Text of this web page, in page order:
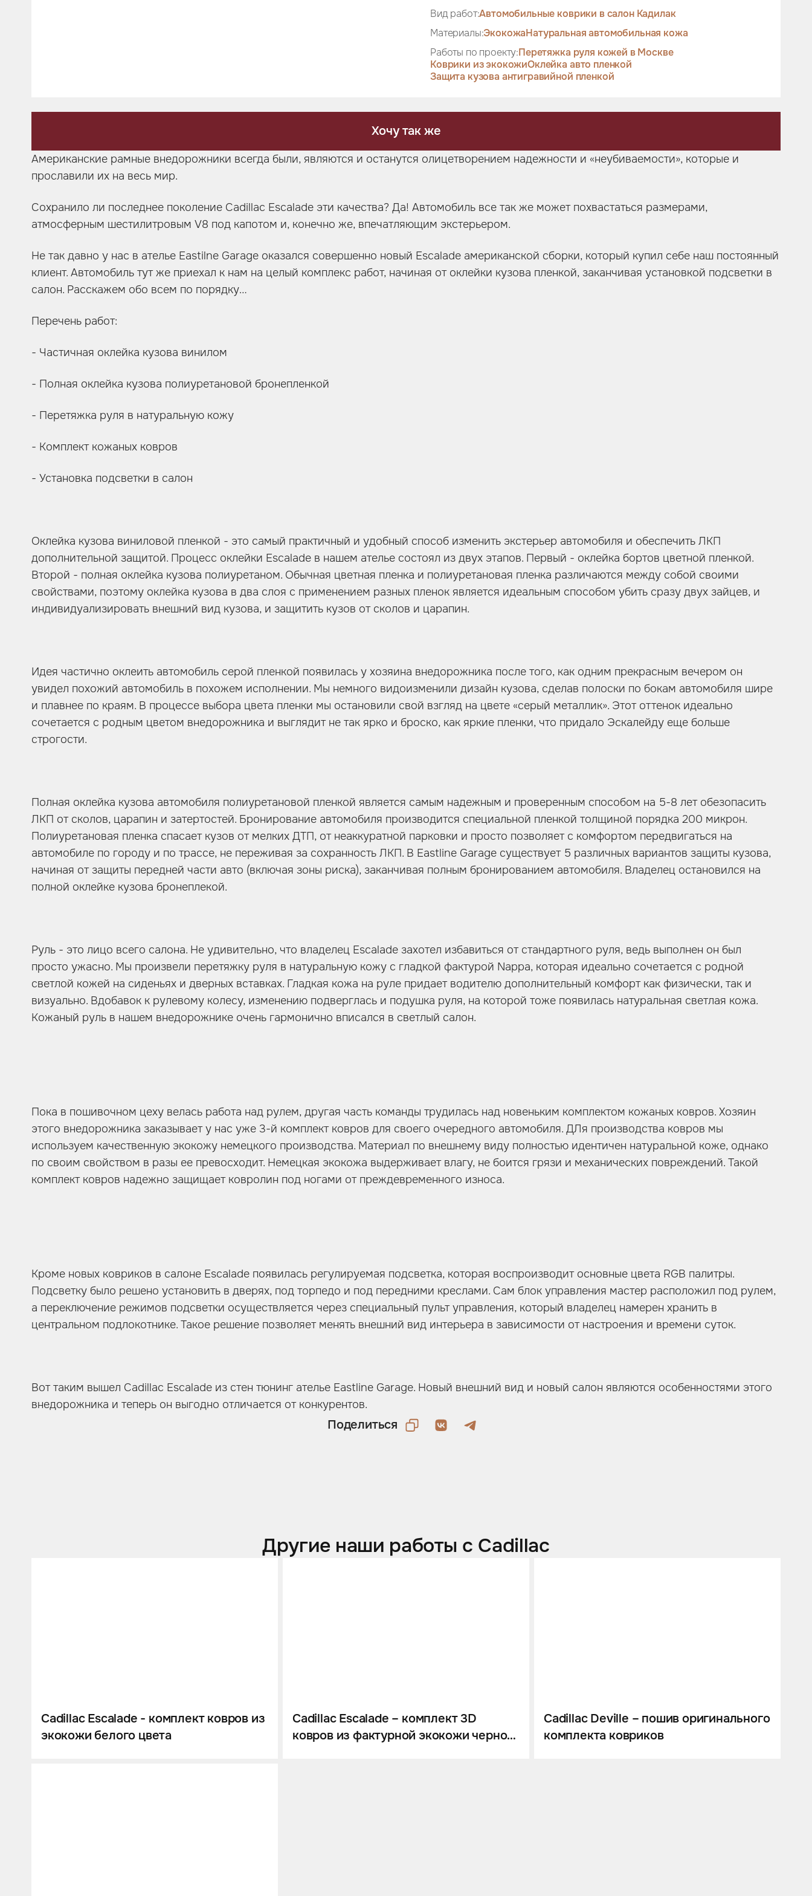
Вид работ:Автомобильные коврики в салон Кадилак
Материалы:ЭкокожаНатуральная автомобильная кожа
Работы по проекту:Перетяжка руля кожей в Москве
Коврики из экокожиОклейка авто пленкой
Защита кузова антигравийной пленкой
Хочу так же
Американские рамные внедорожники всегда были, являются и останутся олицетворением надежности и «неубиваемости», которые и
прославили их на весь мир.
Сохранило ли последнее поколение Cadillac Escalade эти качества? Да! Автомобиль все так же может похвастаться размерами,
атмосферным шестилитровым V8 под капотом и, конечно же, впечатляющим экстерьером.
Не так давно у нас в ателье Eastilne Garage оказался совершенно новый Escalade американской сборки, который купил себе наш постоянный
клиент. Автомобиль тут же приехал к нам на целый комплекс работ, начиная от оклейки кузова пленкой, заканчивая установкой подсветки в
салон. Расскажем обо всем по порядку…
Перечень работ:
- Частичная оклейка кузова винилом
- Полная оклейка кузова полиуретановой бронепленкой
- Перетяжка руля в натуральную кожу
- Комплект кожаных ковров
- Установка подсветки в салон
Оклейка кузова виниловой пленкой - это самый практичный и удобный способ изменить экстерьер автомобиля и обеспечить ЛКП
дополнительной защитой. Процесс оклейки Escalade в нашем ателье состоял из двух этапов. Первый - оклейка бортов цветной пленкой.
Второй - полная оклейка кузова полиуретаном. Обычная цветная пленка и полиуретановая пленка различаются между собой своими
свойствами, поэтому оклейка кузова в два слоя с применением разных пленок является идеальным способом убить сразу двух зайцев, и
индивидуализировать внешний вид кузова, и защитить кузов от сколов и царапин.
Идея частично оклеить автомобиль серой пленкой появилась у хозяина внедорожника после того, как одним прекрасным вечером он
увидел похожий автомобиль в похожем исполнении. Мы немного видоизменили дизайн кузова, сделав полоски по бокам автомобиля шире
и плавнее по краям. В процессе выбора цвета пленки мы остановили свой взгляд на цвете «серый металлик». Этот оттенок идеально
сочетается с родным цветом внедорожника и выглядит не так ярко и броско, как яркие пленки, что придало Эскалейду еще больше
строгости.
Полная оклейка кузова автомобиля полиуретановой пленкой является самым надежным и проверенным способом на 5-8 лет обезопасить
ЛКП от сколов, царапин и затертостей. Бронирование автомобиля производится специальной пленкой толщиной порядка 200 микрон.
Полиуретановая пленка спасает кузов от мелких ДТП, от неаккуратной парковки и просто позволяет с комфортом передвигаться на
автомобиле по городу и по трассе, не переживая за сохранность ЛКП. В Eastline Garage существует 5 различных вариантов защиты кузова,
начиная от защиты передней части авто (включая зоны риска), заканчивая полным бронированием автомобиля. Владелец остановился на
полной оклейке кузова бронеплекой.
Руль - это лицо всего салона. Не удивительно, что владелец Escalade захотел избавиться от стандартного руля, ведь выполнен он был
просто ужасно. Мы произвели перетяжку руля в натуральную кожу с гладкой фактурой Nappa, которая идеально сочетается с родной
светлой кожей на сиденьях и дверных вставках. Гладкая кожа на руле придает водителю дополнительный комфорт как физически, так и
визуально. Вдобавок к рулевому колесу, изменению подверглась и подушка руля, на которой тоже появилась натуральная светлая кожа.
Кожаный руль в нашем внедорожнике очень гармонично вписался в светлый салон.
Пока в пошивочном цеху велась работа над рулем, другая часть команды трудилась над новеньким комплектом кожаных ковров. Хозяин
этого внедорожника заказывает у нас уже 3-й комплект ковров для своего очередного автомобиля. ДЛя производства ковров мы
используем качественную экокожу немецкого производства. Материал по внешнему виду полностью идентичен натуральной коже, однако
по своим свойством в разы ее превосходит. Немецкая экокожа выдерживает влагу, не боится грязи и механических повреждений. Такой
комплект ковров надежно защищает ковролин под ногами от преждевременного износа.
Кроме новых ковриков в салоне Escalade появилась регулируемая подсветка, которая воспроизводит основные цвета RGB палитры.
Подсветку было решено установить в дверях, под торпедо и под передними креслами. Сам блок управления мастер расположил под рулем,
а переключение режимов подсветки осуществляется через специальный пульт управления, который владелец намерен хранить в
центральном подлокотнике. Такое решение позволяет менять внешний вид интерьера в зависимости от настроения и времени суток.
Вот таким вышел Cadillac Escalade из стен тюнинг ателье Eastline Garage. Новый внешний вид и новый салон являются особенностями этого
внедорожника и теперь он выгодно отличается от конкурентов.
Поделиться
Другие наши работы с Cadillac
Cadillac Escalade - комплект ковров из
экокожи белого цвета
Cadillac Escalade – комплект 3D
ковров из фактурной экокожи черного
Cadillac Deville – пошив оригинального
комплекта ковриков